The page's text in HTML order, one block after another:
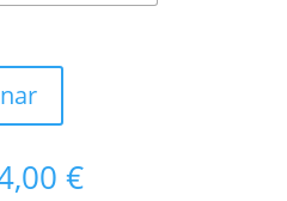
€Price